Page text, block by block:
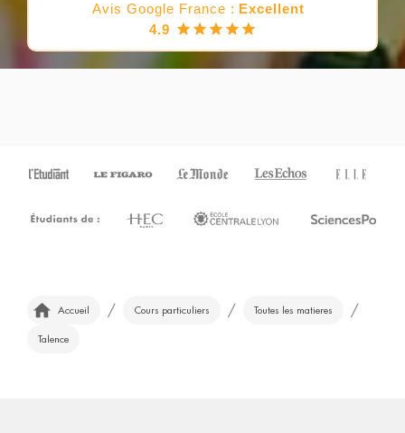
Avis Google France : Excellent
4.9
Accueil / Cours particuliers / Toutes les matieres /
Talence